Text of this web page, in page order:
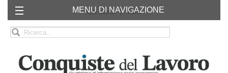
Chi siamo RSS
MENU DI NAVIGAZIONE